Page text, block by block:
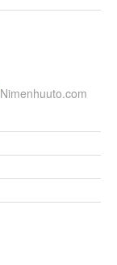
Nimenhuuto.com